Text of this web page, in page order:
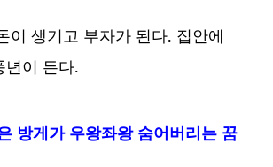
이 생기고 부자가 된다. 집안에
년이 든다.
방게가 우왕좌왕 숨어버리는 꿈